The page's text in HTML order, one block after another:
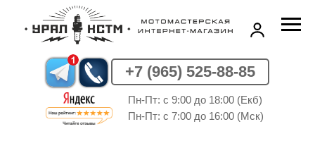
+7 (965) 525-88-85
Пн-Пт: c 9:00 до 18:00 (Екб)
Пн-Пт: c 7:00 до 16:00 (Мск)